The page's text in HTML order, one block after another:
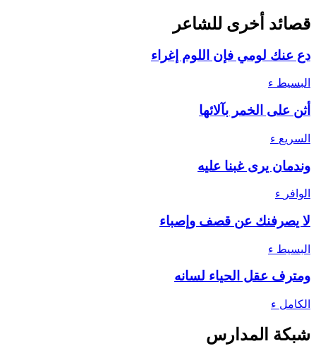
قصائد أخرى للشاعر
دع عنك لومي فإن اللوم إغراء
البسيط ء
أثن على الخمر بآلائها
السريع ء
وندمان يرى غبنا عليه
الوافر ء
لا يصرفنك عن قصف وإصباء
البسيط ء
ومترف عقل الحياء لسانه
الكامل ء
شبكة المدارس